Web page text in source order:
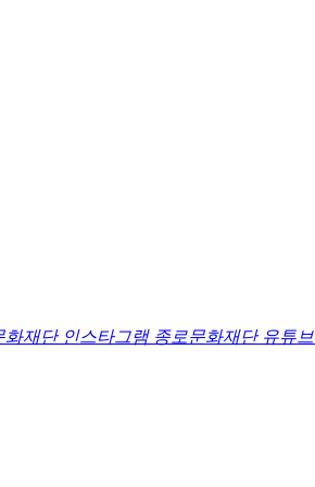
화재단 인스타그램 종로문화재단 유튜브